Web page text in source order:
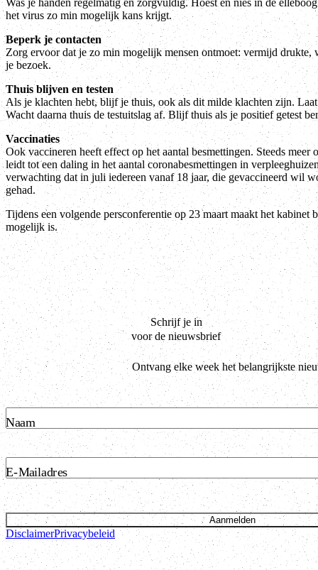
het virus zo min mogelijk kans krijgt.
Beperk je contacten
Zorg ervoor dat je zo min mogelijk mensen ontmoet: vermijd drukte,
je bezoek.
Thuis blijven en testen
Als je klachten hebt, blijf je thuis, ook als dit milde klachten zijn.
Wacht daarna thuis de testuitslag af. Blijf thuis als je positief getest
Vaccinaties
Ook vaccineren heeft effect op het aantal besmettingen. Steeds
leidt tot een daling in het aantal coronabesmettingen in
verwachting dat in juli iedereen vanaf 18 jaar, die gevaccineerd wil
gehad.
Tijdens een volgende persconferentie op 23 maart maakt het kabinet
mogelijk is.
Schrijf je in
voor de nieuwsbrief
Ontvang elke week het belangrijkste
Naam
E-Mailadres
Aanmelden
DisclaimerPrivacybeleid